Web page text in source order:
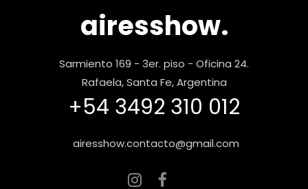
airesshow.
Sarmiento 169 - 3er. piso - Oficina 24.
Rafaela, Santa Fe, Argentina
+54 3492 310 012
airesshow.contacto@gmail.com